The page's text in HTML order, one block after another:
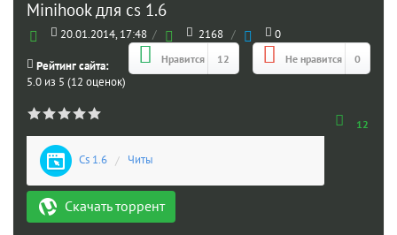
Minihook для cs 1.6
20.01.2014, 17:48 / 2168 / 0
Нравится 12 Не нравится 0
Рейтинг сайта:
5.0 из 5 (12 оценок)
12
Cs 1.6 / Читы
Скачать торрент